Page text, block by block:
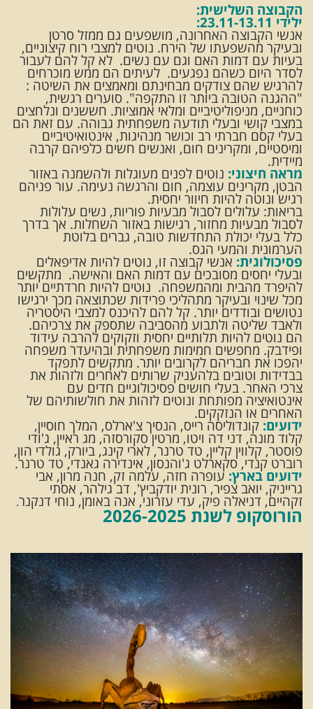
הקבוצה השלישית:
ילידי 23.11-13.11:
אנשי הקבוצה האחרונה, מושפעים גם ממזל סרטן
ובעיקר מהשפעתו של הירח. נוטים למצבי רוח קיצוניים,
בעיות עם דמות האם וגם עם נשים. לא קל להם לעבור
לסדר היום כשהם נפגעים. לעיתים הם ממש מוכרחים
להרגיש שהם צודקים מבחינתם ומאמצים את השיטה :
"ההגנה הטובה ביותר זו התקפה". סוערים רגשית,
כוחניים, מניפוליטיביים ומלאי אמוציות. חששנים ונלחצים
במצבי קושי ובעלי תודעה משפחתית גבוהה. עם זאת הם
בעלי קסם חברתי רב וכושר מנהיגות, אינטואיטיביים
ומיסטיים, ומקרינים חום, ואנשים חשים כלפיהם קרבה
מיידית.
מראה חיצוני: נוטים לפנים מעוגלות ולהשמנה באזור
הבטן, מקרינים עוצמה, חום והרגשה נעימה. עור פניהם
רגיש ונוטה להיות חיוור יחסית.
בריאות: עלולים לסבול מבעיות פוריות, נשים עלולות
לסבול מבעיות מחזור, רגישות באזור השחלות. אך בדרך
כלל בעלי יכולת התחדשות טובה, גברים בלוטת
הערמונית והמעי הגס.
פסיכולוגית: אנשי קבוצה זו, נוטים להיות אדיפאלים
ובעלי יחסים מסובכים עם דמות האם והאישה. מתקשים
להיפרד מהבית ומהמשפחה. נוטים להיות חרדתיים יותר
מכל שינוי ובעיקר מתהליכי פרידות שכתוצאה מכך ירגישו
נטושים ובודדים יותר. קל להם להיכנס למצבי היסטריה
ולאבד שליטה ולתבוע מהסביבה שתספק את צרכיהם.
הם נוטים להיות תלותיים יחסית וזקוקים להרבה עידוד
ופידבק. מחפשים חמימות משפחתית ובהיעדר משפחה
יהפכו את חבריהם לקרובים יותר. מתקשים לתפקד
בבדידות וטובים בלהעניק שרותים לאחרים ולזהות את
צרכי האחר. בעלי חושים פסיכולוגיים חדים עם
אינטואיציה מפותחת ונוטים לזהות את חולשותיהם של
האחרים או הנזקקים.
ידועים: קונדוליסה רייס, הנסיך צ'ארלס, המלך חוסיין,
קלוד מונה, דני דה ויטו, מרטין סקורסזה, מג ראיין, ג'ודי
פוסטר, קלווין קליין, טד טרנר, לארי קינג, ביורק, גולדי הון,
רוברט קנדי, סקארלט ג'והנסון, אינדירה גאנדי, טד טרנר.
ידועים בארץ: עופרה חזה, עלמה זק, חנה מרון, אבי
גרייניק, יואב צפיר, רונית יודקביץ', דב גילהר, אסתי
זקהיים, דניאלה פיק, עדי עזרוני, אנה באומן, נוחי דנקנר.
הורוסקופ לשנת 2026-2025